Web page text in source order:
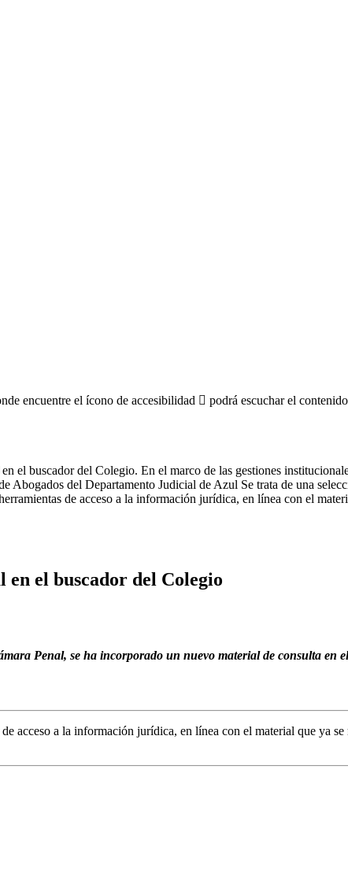
encuentre el ícono de accesibilidad
podrá escuchar el
el buscador del Colegio. En el marco de las gestiones
Abogados del Departamento Judicial de Azul Se trata de una
de acceso a la información jurídica, en línea con el
el buscador del Colegio
Penal, se ha incorporado un nuevo material de consulta en
acceso a la información jurídica, en línea con el material que ya